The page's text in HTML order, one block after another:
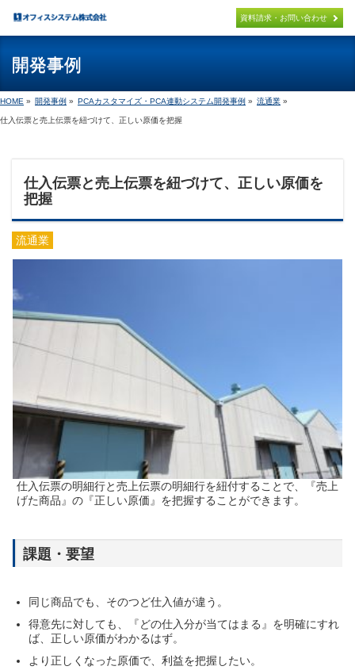
資料請求・お問い合わせ
開発事例
HOME » 開発事例 » PCAカスタマイズ・PCA連動システム開発事例 » 流通業 »
仕入伝票と売上伝票を紐づけて、正しい原価を把握
仕入伝票と売上伝票を紐づけて、正しい原価を
把握
流通業
仕入伝票の明細行と売上伝票の明細行を紐付することで、『売上
げた商品』の『正しい原価』を把握することができます。
課題・要望
同じ商品でも、そのつど仕入値が違う。
得意先に対しても、『どの仕入分が当てはまる』を明確にすれ
ば、正しい原価がわかるはず。
より正しくなった原価で、利益を把握したい。
×
パッケージ製品
PCA連携システム開発
ORIGINAL
導入までの流れ
FLOW
サポート